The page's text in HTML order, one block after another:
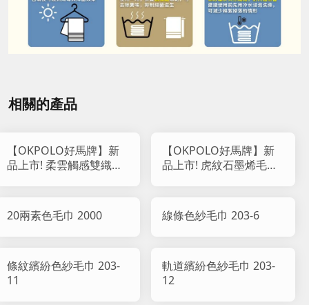
相關的產品
【OKPOLO好馬牌】新
品上市! 柔雲觸感雙織紋
【OKPOLO好馬牌】新
品上市! 虎紋石墨烯毛巾
20兩素色毛巾 2000 線條色紗毛巾 203-6
條紋繽紛色紗毛巾 203-
11
軌道繽紛色紗毛巾 203-
12